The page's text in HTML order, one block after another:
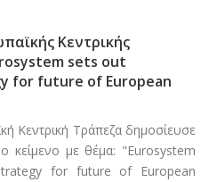
Κεντρικής
sets out
for future of European
Κεντρική Τράπεζα δημοσίευσε
κείμενο με θέμα: "Eurosystem
for future of European